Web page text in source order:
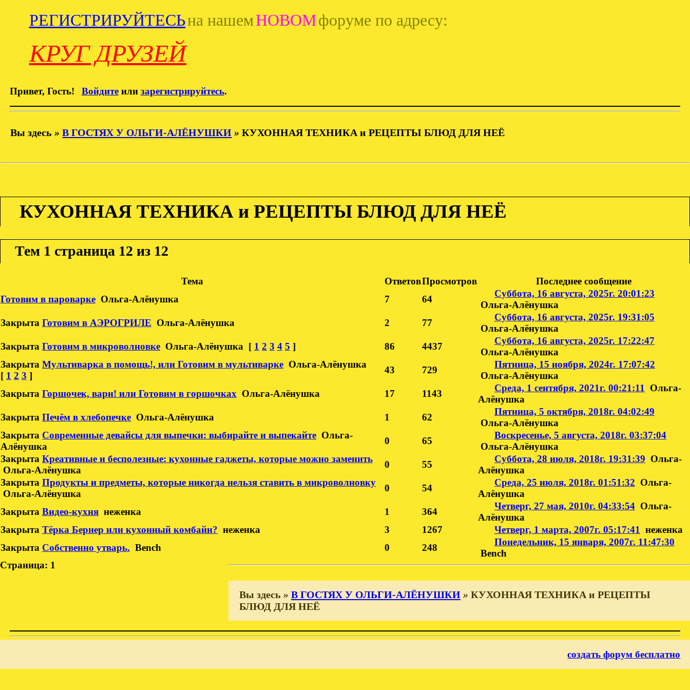
РЕГИСТРИРУЙТЕСЬна нашемНОВОМфоруме по адресу:
КРУГ ДРУЗЕЙ
Привет, Гость! Войдитеили зарегистрируйтесь.
Вы здесь »В ГОСТЯХ У ОЛЬГИ-АЛЁНУШКИ »КУХОННАЯ ТЕХНИКА и РЕЦЕПТЫ БЛЮД ДЛЯ НЕЁ
КУХОННАЯ ТЕХНИКА и РЕЦЕПТЫ БЛЮД ДЛЯ НЕЁ
Тем 1 страница 12 из 12
Тема ОтветовПросмотров
Последнее сообщение
Готовим в пароварке Ольга-Алёнушка 7 64
Суббота, 16 августа, 2025г. 20:01:23
Ольга-Алёнушка
Закрыта Готовим в АЭРОГРИЛЕ Ольга-Алёнушка 2 77
Суббота, 16 августа, 2025г. 19:31:05
Ольга-Алёнушка
Закрыта Готовим в микроволновке Ольга-Алёнушка [ 1 2 3 4 5 ] 86 4437
Суббота, 16 августа, 2025г. 17:22:47
Ольга-Алёнушка
Закрыта Мультиварка в помощь!, или Готовим в мультиварке Ольга-Алёнушка
[ 1 2 3 ]
43 729
Пятница, 15 ноября, 2024г. 17:07:42
Ольга-Алёнушка
Закрыта Горшочек, вари! или Готовим в горшочках Ольга-Алёнушка 17 1143
Среда, 1 сентября, 2021г. 00:21:11
Ольга-
Алёнушка
Закрыта Печём в хлебопечке Ольга-Алёнушка 1 62
Пятница, 5 октября, 2018г. 04:02:49
Ольга-Алёнушка
Закрыта Современные девайсы для выпечки: выбирайте и выпекайте Ольга-
Алёнушка
0 65
Воскресенье, 5 августа, 2018г. 03:37:04
Ольга-Алёнушка
Закрыта Креативные и бесполезные: кухонные гаджеты, которые можно заменить
Ольга-Алёнушка
0 55
Суббота, 28 июля, 2018г. 19:31:39 Ольга-
Алёнушка
Закрыта Продукты и предметы, которые никогда нельзя ставить в микроволновку
Ольга-Алёнушка
0 54
Среда, 25 июля, 2018г. 01:51:32 Ольга-
Алёнушка
Закрыта Видео-кухня неженка 1 364
Четверг, 27 мая, 2010г. 04:33:54 Ольга-
Алёнушка
Закрыта Тёрка Бернер или кухонный комбайн? неженка 3 1267 Четверг, 1 марта, 2007г. 05:17:41
неженка
Закрыта Собственно утварь. Bench 0 248
Понедельник, 15 января, 2007г. 11:47:30
Bench
Страница: 1
Вы здесь » В ГОСТЯХ У ОЛЬГИ-АЛЁНУШКИ » КУХОННАЯ ТЕХНИКА и РЕЦЕПТЫ
БЛЮД ДЛЯ НЕЁ
создать форум бесплатно